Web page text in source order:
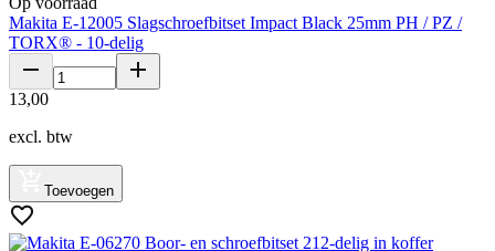
Makita E-12005 Slagschroefbitset Impact Black 25mm PH / PZ /
TORX® - 10-delig
13,00
excl. btw
Toevoegen